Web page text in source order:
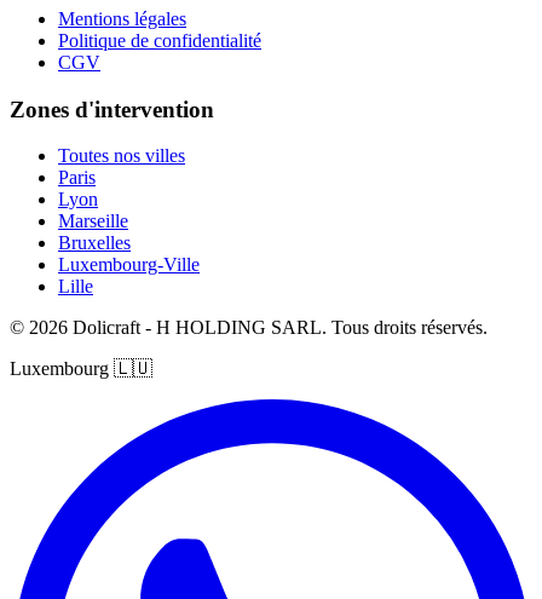
Mentions légales
Politique de confidentialité
CGV
Zones d'intervention
Toutes nos villes
Paris
Lyon
Marseille
Bruxelles
Luxembourg-Ville
Lille
© 2026 Dolicraft - H HOLDING SARL. Tous droits réservés.
Luxembourg 🇱🇺